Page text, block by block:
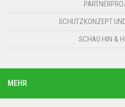
SCHUTZKONZEPT
SCHAU HIN &
MEHR